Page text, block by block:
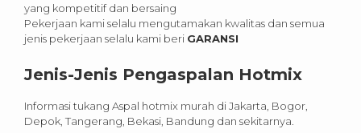
yang kompetitif dan bersaing
Pekerjaan kami selalu mengutamakan kwalitas dan semua
jenis pekerjaan selalu kami beri GARANSI
Jenis-Jenis Pengaspalan Hotmix
Informasi tukang Aspal hotmix murah di Jakarta, Bogor,
Depok, Tangerang, Bekasi, Bandung dan sekitarnya.